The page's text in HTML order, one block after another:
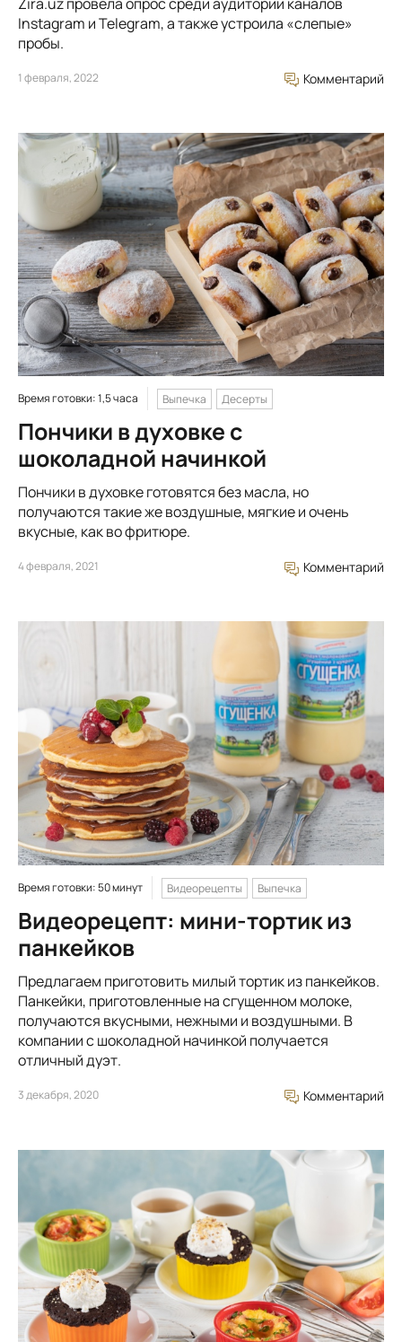
Instagram и Telegram, а также устроила «слепые»
пробы.
1 февраля, 2022 Комментарий
Время готовки: 1,5 часа Выпечка Десерты
Пончики в духовке с
шоколадной начинкой
Пончики в духовке готовятся без масла, но
получаются такие же воздушные, мягкие и очень
вкусные, как во фритюре.
4 февраля, 2021 Комментарий
Время готовки: 50 минут Видеорецепты Выпечка
Видеорецепт: мини-тортик из
панкейков
Предлагаем приготовить милый тортик из панкейков.
Панкейки, приготовленные на сгущенном молоке,
получаются вкусными, нежными и воздушными. В
компании с шоколадной начинкой получается
отличный дуэт.
3 декабря, 2020 Комментарий